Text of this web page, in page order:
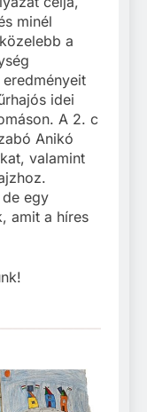
minél
a
idei
A 2. c
Anikó
valamint
egy
amit a híres